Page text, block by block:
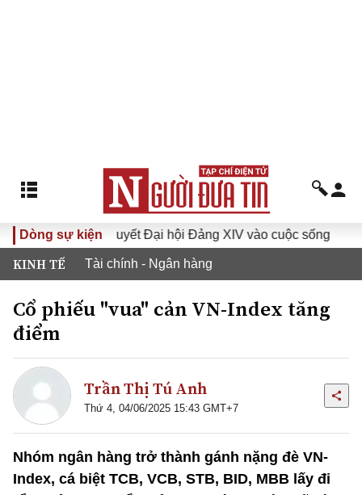
Dòng sự kiện
Đưa Nghị quyết Đại hội Đảng XIV vào cuộc sống
KINH TẾ Tài chính - Ngân hàng
Cổ phiếu "vua" cản VN-Index tăng
điểm
Trần Thị Tú Anh
Thứ 4, 04/06/2025 15:43 GMT+7
Nhóm ngân hàng trở thành gánh nặng đè VN-
Index, cá biệt TCB, VCB, STB, BID, MBB lấy đi